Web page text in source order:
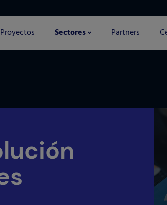
Proyectos Sectores Partners